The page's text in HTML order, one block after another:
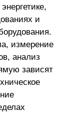
и
измерение
анализ
зависят